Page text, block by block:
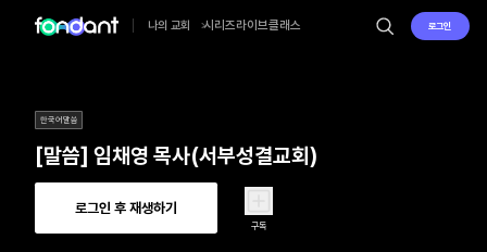
나의 교회 시리즈라이브클래스 로그인
한국어말씀
[말씀] 임채영 목사(서부성결교회)
로그인 후 재생하기
구독